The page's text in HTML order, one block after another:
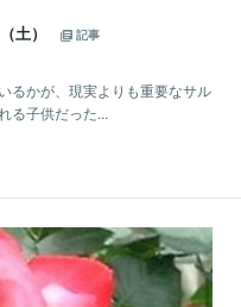
土）
記事
るかが、現実よりも重要なサル
る子供だった...